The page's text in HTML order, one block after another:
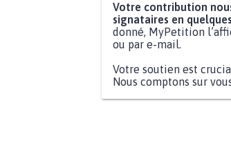
Votre contribution
signataires en
donné, MyPetition
ou par e-mail.
Votre soutien est
Nous comptons sur